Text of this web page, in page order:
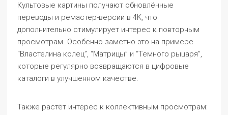
Культовые картины получают обновлённые
переводы и ремастер-версии в 4K, что
дополнительно стимулирует интерес к повторным
просмотрам. Особенно заметно это на примере
“Властелина колец”, “Матрицы” и “Темного рыцаря”,
которые регулярно возвращаются в цифровые
каталоги в улучшенном качестве.
Также растёт интерес к коллективным просмотрам: